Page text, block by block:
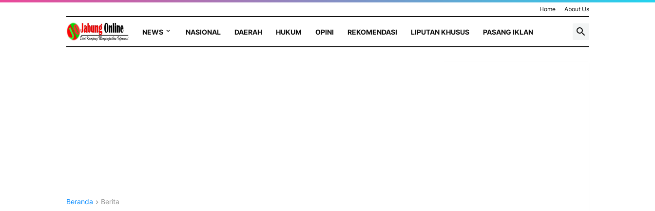
Home About Us
NEWS NASIONAL DAERAH HUKUM OPINI REKOMENDASI LIPUTAN KHUSUS PASANG IKLAN
Beranda Berita